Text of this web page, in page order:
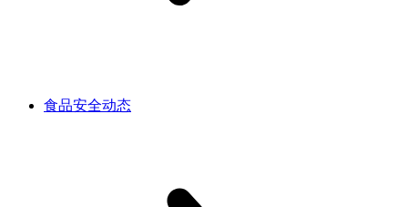
食品安全动态